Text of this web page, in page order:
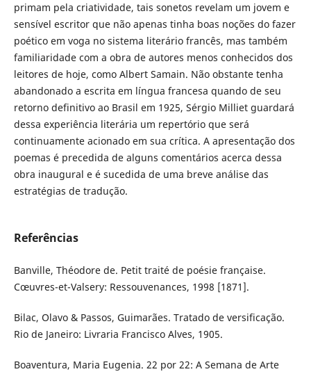
primam pela criatividade, tais sonetos revelam um jovem e
sensível escritor que não apenas tinha boas noções do fazer
poético em voga no sistema literário francês, mas também
familiaridade com a obra de autores menos conhecidos dos
leitores de hoje, como Albert Samain. Não obstante tenha
abandonado a escrita em língua francesa quando de seu
retorno definitivo ao Brasil em 1925, Sérgio Milliet guardará
dessa experiência literária um repertório que será
continuamente acionado em sua crítica. A apresentação dos
poemas é precedida de alguns comentários acerca dessa
obra inaugural e é sucedida de uma breve análise das
estratégias de tradução.
Referências
Banville, Théodore de. Petit traité de poésie française.
Cœuvres-et-Valsery: Ressouvenances, 1998 [1871].
Bilac, Olavo & Passos, Guimarães. Tratado de versificação.
Rio de Janeiro: Livraria Francisco Alves, 1905.
Boaventura, Maria Eugenia. 22 por 22: A Semana de Arte